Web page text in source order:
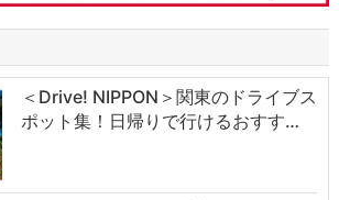
＜Drive! NIPPON＞関東のドライブス
ポット集！日帰りで行けるおすす…